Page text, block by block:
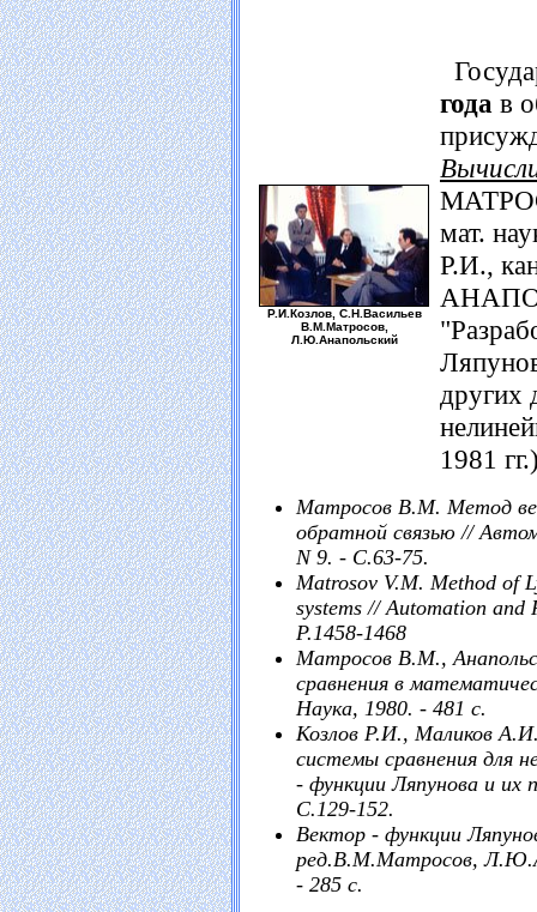
Р.И.Козлов, С.Н.Васильев
В.М.Матросов,
Л.Ю.Анапольский
года в
мат.
Р.И.,
других
1981
Матросов В.М. Метод
обратной связью //
N 9. - С.63-75.
Matrosov V.M. Method of
systems // Automation
P.1458-1468
Матросов В.М.,
сравнения в
Наука, 1980. - 481 с.
Козлов Р.И., Маликов
системы сравнения для
- функции Ляпунова и их
С.129-152.
Вектор - функции
ред.В.М.Матросов,
- 285 с.